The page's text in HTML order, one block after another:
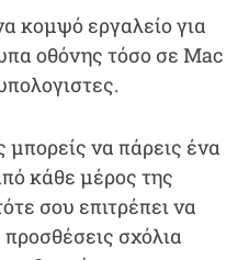
κομψό εργαλείο για
οθόνης τόσο σε Mac
να πάρεις ένα
κάθε μέρος της
σου επιτρέπει να
σχόλια